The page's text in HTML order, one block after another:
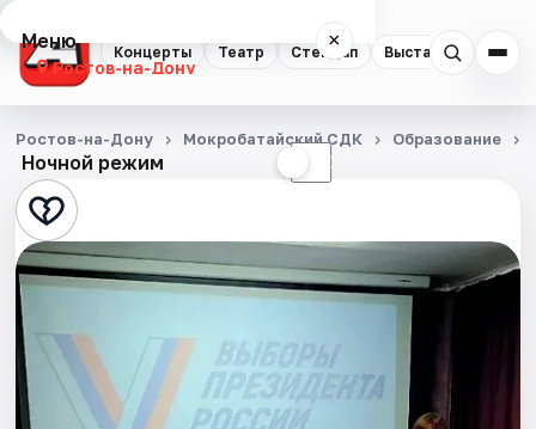
Концерты Театр Стендап Выставки
Меню ×
Ростов-на-Дону
Концерты
Театр
Стендап
Выставки
Квесты
Экскурсии
Ночной режим ☾
Ростов-на-Дону Мокробатайский СДК Образование